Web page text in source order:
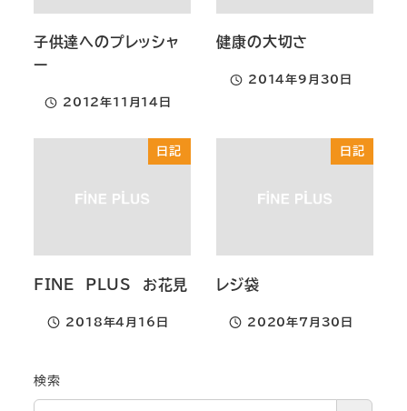
子供達へのプレッシャ
ー
投稿日
2012年11月14日
健康の大切さ
投稿日
2014年9月30日
日記
FINE PLUS お花見
投稿日
2018年4月16日
日記
レジ袋
投稿日
2020年7月30日
検索